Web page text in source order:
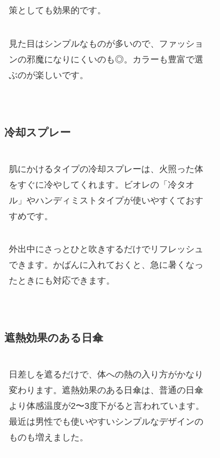
策としても効果的です。
見た目はシンプルなものが多いので、ファッショ
ンの邪魔になりにくいのも◎。カラーも豊富で選
ぶのが楽しいです。
冷却スプレー
肌にかけるタイプの冷却スプレーは、火照った体
をすぐに冷やしてくれます。ビオレの「冷タオ
ル」やハンディミストタイプが使いやすくておす
すめです。
外出中にさっとひと吹きするだけでリフレッシュ
できます。かばんに入れておくと、急に暑くなっ
たときにも対応できます。
遮熱効果のある日傘
日差しを遮るだけで、体への熱の入り方がかなり
変わります。遮熱効果のある日傘は、普通の日傘
より体感温度が2〜3度下がると言われています。
最近は男性でも使いやすいシンプルなデザインの
ものも増えました。